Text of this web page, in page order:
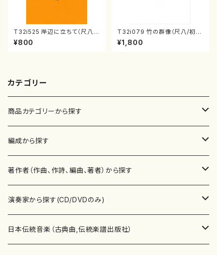
T32i525 岸辺に立ちて（尺八/
初代 中村双葉/楽譜）都山流公
刊楽譜曲番:2234
¥800
T32i079 竹の群像（尺八/初代
山本邦山/尺八/都山式譜）都山
流公刊楽譜曲番:528
¥1,800
カテゴリー
商品カテゴリーから探す
楽譜
書籍
書籍
テキストブック
CD・DVD
チケット
編成から探す
邦楽器
箏・琴（ソロ）
箏・琴（合奏）
合唱
混声合唱
歌・声
著作者（作曲、作詩、編曲、著者）から探す
あ行
青木省三(アオキ ショウゾウ)
か行
演奏家から探す(CD/DVDのみ)
邦楽（箏、三味線、尺八等）演奏家
日本伝統音楽（古典曲,伝統楽譜出版社）